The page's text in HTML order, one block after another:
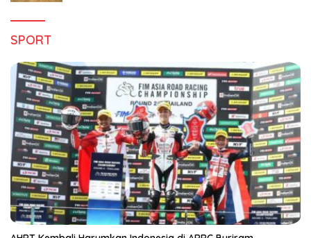
SPORT